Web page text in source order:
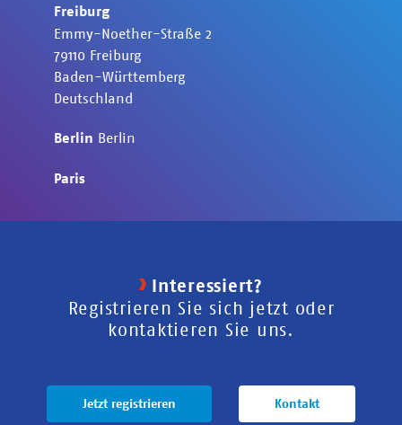
Freiburg
Emmy-Noether-Straße 2
79110 Freiburg
Baden-Württemberg
Deutschland
Berlin Berlin
Paris
Interessiert?
Registrieren Sie sich jetzt oder
kontaktieren Sie uns.
Jetzt registrieren Kontakt